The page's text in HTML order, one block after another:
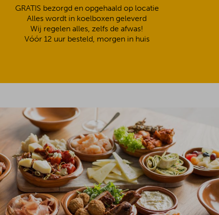
GRATIS bezorgd en opgehaald op locatie
Alles wordt in koelboxen geleverd
Wij regelen alles, zelfs de afwas!
Vóór 12 uur besteld, morgen in huis